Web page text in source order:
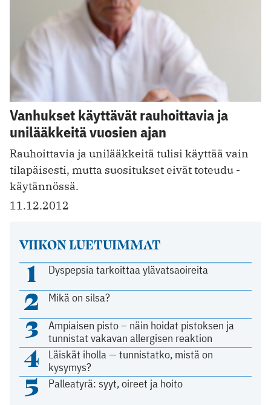
Vanhukset käyttävät rauhoittavia ja
unilääkkeitä vuosien ajan
Rauhoittavia ja unilääkkeitä tulisi käyttää vain
tilapäisesti, mutta suositukset eivät toteudu ­
käytännössä.
11.12.2012
VIIKON LUETUIMMAT
1 Dyspepsia tarkoittaa ylävatsaoireita
2 Mikä on silsa?
3
Ampiaisen pisto – näin hoidat pistoksen ja
tunnistat vakavan allergisen reaktion
4
Läiskät iholla — tunnistatko, mistä on
kysymys?
5 Palleatyrä: syyt, oireet ja hoito